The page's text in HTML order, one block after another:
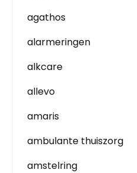
agathos
alarmeringen
alkcare
allevo
amaris
ambulante thuiszorg
amstelring